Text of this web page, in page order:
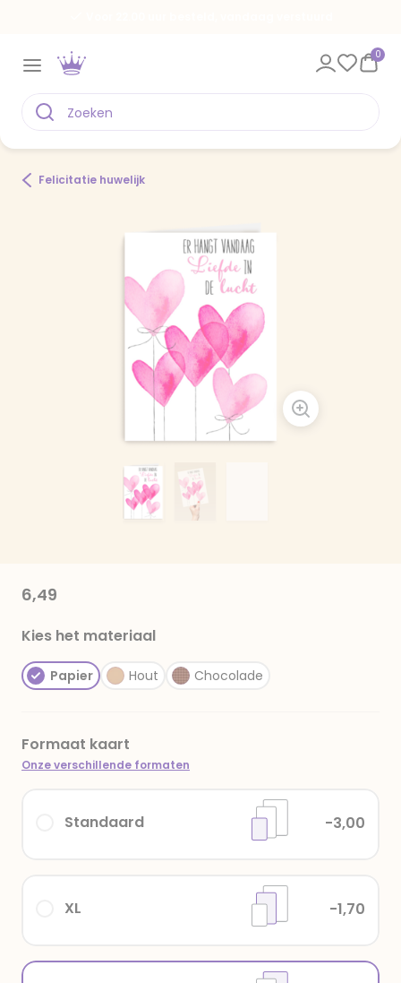
0
Felicitatie huwelijk
6,49
Kies het materiaal
Papier Hout Chocolade
Formaat kaart
Onze verschillende formaten
XL -1,70
Standaard -3,00